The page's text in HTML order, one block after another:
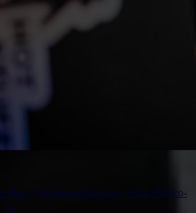
v bitcoinovém ekosystému, říká co-